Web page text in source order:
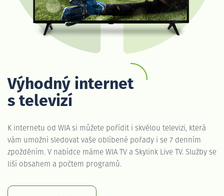
Výhodný internet
s televizí
K internetu od WIA si můžete pořídit i skvělou televizi, která
vám umožní sledovat vaše oblíbené pořady i se 7 denním
zpožděním. V nabídce máme WIA TV a Skylink Live TV. Služby se
liší obsahem a počtem programů.